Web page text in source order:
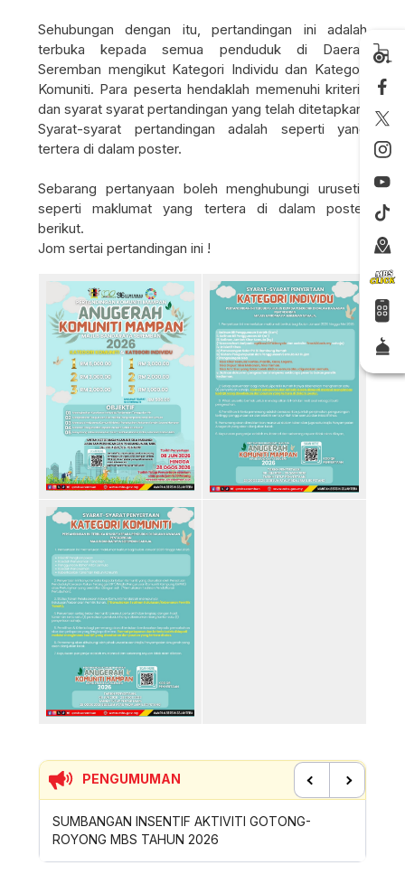
Sehubungan dengan itu, pertandingan ini adalah
terbuka kepada semua penduduk di Daerah
Seremban mengikut Kategori Individu dan Kategori
Komuniti. Para peserta hendaklah memenuhi kriteria
dan syarat syarat pertandingan yang telah ditetapkan.
Syarat-syarat pertandingan adalah seperti yang
tertera di dalam poster.
Sebarang pertanyaan boleh menghubungi urusetia
seperti maklumat yang tertera di dalam poster
berikut.
Jom sertai pertandingan ini !
PENGUMUMAN
SUMBANGAN INSENTIF AKTIVITI GOTONG-
ROYONG MBS TAHUN 2026